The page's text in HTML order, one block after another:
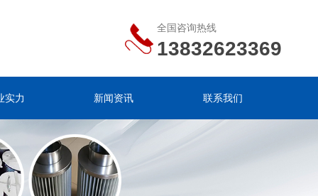
全国咨询热线
13832623369
实力 新闻资讯 联系我们